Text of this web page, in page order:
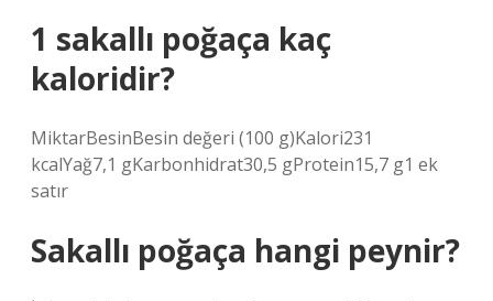
1 sakallı poğaça kaç
kaloridir?
MiktarBesinBesin değeri (100 g)Kalori231
kcalYağ7,1 gKarbonhidrat30,5 gProtein15,7 g1 ek
satır
Sakallı poğaça hangi peynir?